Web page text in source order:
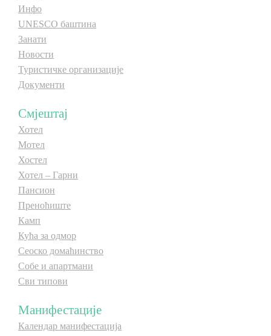
Инфо
UNESCO баштина
Занати
Новости
Туристичке организације
Документи
Смјештај
Хотел
Мотел
Хостел
Хотел – Гарни
Пансион
Преноћиште
Камп
Кућа за одмор
Сеоско домаћинство
Собе и апартмани
Сви типови
Манифестације
Календар манифестација